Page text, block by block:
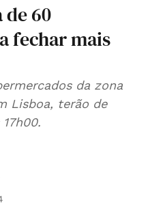
60
fechar mais
da zona
Lisboa, terão de